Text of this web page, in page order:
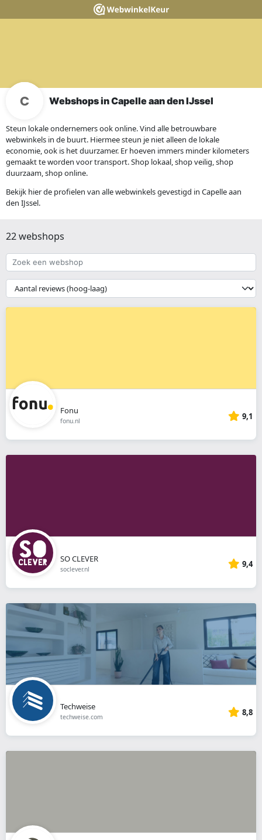
Webshops in Capelle aan den IJssel
Steun lokale ondernemers ook online. Vind alle betrouwbare
webwinkels in de buurt. Hiermee steun je niet alleen de lokale
economie, ook is het duurzamer. Er hoeven immers minder kilometers
gemaakt te worden voor transport. Shop lokaal, shop veilig, shop
duurzaam, shop online.
Bekijk hier de profielen van alle webwinkels gevestigd in Capelle aan
den IJssel.
22 webshops
Zoek
een
webshop
{{
__('Sort')
}}
Fonu
fonu.nl 9,1
SO CLEVER
soclever.nl 9,4
Techweise
techweise.com 8,8